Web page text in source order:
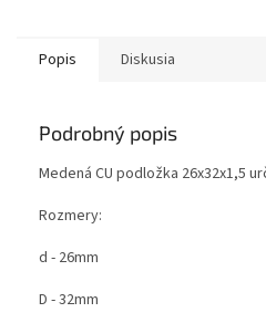
Popis Diskusia
Podrobný popis
Medená CU podložka 26x32x1,5
Rozmery:
d - 26mm
D - 32mm